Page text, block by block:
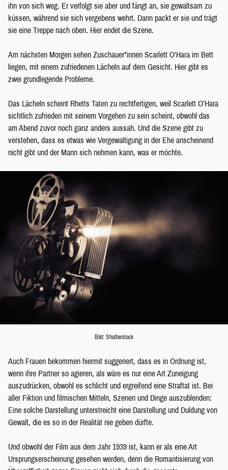
ihn von sich weg. Er verfolgt sie aber und fängt an, sie gewaltsam zu
küssen, während sie sich vergebens wehrt. Dann packt er sie und trägt
sie eine Treppe nach oben. Hier endet die Szene.
Am nächsten Morgen sehen Zuschauer*innen Scarlett O’Hara im Bett
liegen, mit einem zufriedenen Lächeln auf dem Gesicht. Hier gibt es
zwei grundlegende Probleme.
Das Lächeln scheint Rhetts Taten zu rechtfertigen, weil Scarlett O’Hara
sichtlich zufrieden mit seinem Vorgehen zu sein scheint, obwohl das
am Abend zuvor noch ganz anders aussah. Und die Szene gibt zu
verstehen, dass es etwas wie Vergewaltigung in der Ehe anscheinend
nicht gibt und der Mann sich nehmen kann, was er möchte.
Bild: Shutterstock
Auch Frauen bekommen hiermit suggeriert, dass es in Ordnung ist,
wenn ihre Partner so agieren, als wäre es nur eine Art Zuneigung
auszudrücken, obwohl es schlicht und ergreifend eine Straftat ist. Bei
aller Fiktion und filmischen Mitteln, Szenen und Dinge auszublenden:
Eine solche Darstellung unterstreicht eine Darstellung und Duldung von
Gewalt, die es so in der Realität nie geben dürfte.
Und obwohl der Film aus dem Jahr 1939 ist, kann er als eine Art
Ursprungserscheinung gesehen werden, denn die Romantisierung von